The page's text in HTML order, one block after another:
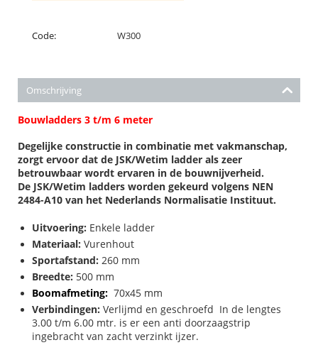
Code: W300
Omschrijving
Bouwladders 3 t/m 6 meter
Degelijke constructie in combinatie met vakmanschap,
zorgt ervoor dat de JSK/Wetim ladder als zeer
betrouwbaar wordt ervaren in de bouwnijverheid.
De JSK/Wetim ladders worden gekeurd volgens NEN
2484-A10 van het Nederlands Normalisatie Instituut.
Uitvoering: Enkele ladder
Materiaal: Vurenhout
Sportafstand: 260 mm
Breedte: 500 mm
Boomafmeting: 70x45 mm
Verbindingen: Verlijmd en geschroefd In de lengtes
3.00 t/m 6.00 mtr. is er een anti doorzaagstrip
ingebracht van zacht verzinkt ijzer.